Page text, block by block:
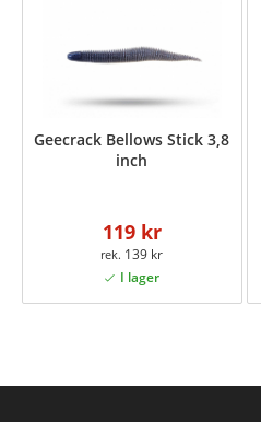
Geecrack Bellows Stick 3,8
inch
119 kr
139 kr